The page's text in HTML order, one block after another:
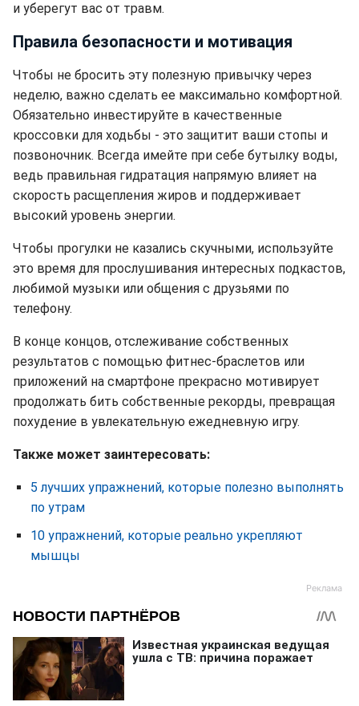
и уберегут вас от травм.
Правила безопасности и мотивация
Чтобы не бросить эту полезную привычку через
неделю, важно сделать ее максимально комфортной.
Обязательно инвестируйте в качественные
кроссовки для ходьбы - это защитит ваши стопы и
позвоночник. Всегда имейте при себе бутылку воды,
ведь правильная гидратация напрямую влияет на
скорость расщепления жиров и поддерживает
высокий уровень энергии.
Чтобы прогулки не казались скучными, используйте
это время для прослушивания интересных подкастов,
любимой музыки или общения с друзьями по
телефону.
В конце концов, отслеживание собственных
результатов с помощью фитнес-браслетов или
приложений на смартфоне прекрасно мотивирует
продолжать бить собственные рекорды, превращая
похудение в увлекательную ежедневную игру.
Также может заинтересовать:
5 лучших упражнений, которые полезно выполнять
по утрам
10 упражнений, которые реально укрепляют
мышцы